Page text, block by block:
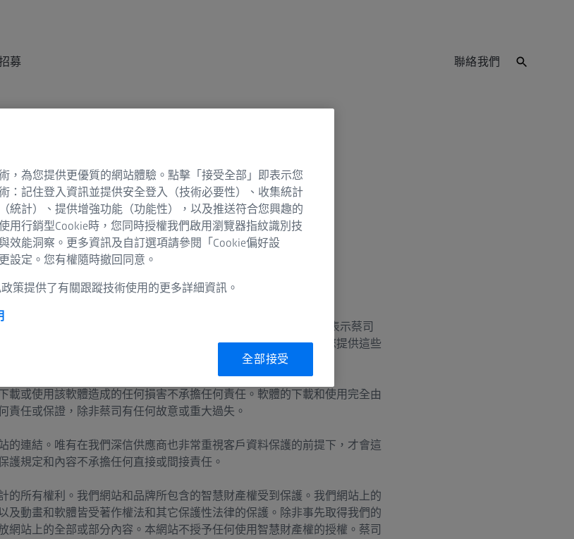
募 聯絡我們
國家/地區尚未宣傳或提供的產品和服務參考資訊。此類資訊並不表示蔡司
服務。如有需要，您可聯絡我們當地的業務組織，他們很樂意為您提供這些
示的產品和服務並不構成具有約束力的銷售邀約。
載或使用該軟體造成的任何損害不承擔任何責任。軟體的下載和使用完全由
責任或保證，除非蔡司有任何故意或重大過失。
的連結。唯有在我們深信供應商也非常重視客戶資料保護的前提下，才會這
護規定和內容不承擔任何直接或間接責任。
的所有權利。我們網站和品牌所包含的智慧財產權受到保護。我們網站上的
及動畫和軟體皆受著作權法和其它保護性法律的保護。除非事先取得我們的
網站上的全部或部分內容。本網站不授予任何使用智慧財產權的授權。蔡司
，為您提供更優質的網站體驗。點擊「接受全部」即表示您
：記住登入資訊並提供安全登入（技術必要性）、收集統計
統計）、提供增強功能（功能性），以及推送符合您興趣的
用行銷型Cookie時，您同時授權我們啟用瀏覽器指紋識別技
效能洞察。更多資訊及自訂選項請參閱「Cookie偏好設
設定。您有權隨時撤回同意。
策提供了有關跟蹤技術使用的更多詳細資訊。
全部接受